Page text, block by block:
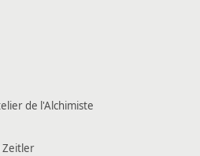
de l'Alchimiste
Zeitler